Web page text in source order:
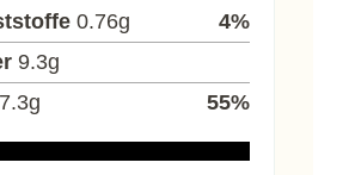
0.76g 4%
9.3g
g 55%